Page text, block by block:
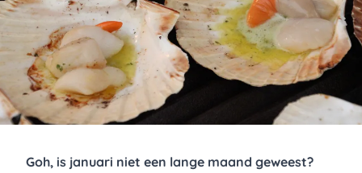
Goh, is januari niet een lange maand geweest?